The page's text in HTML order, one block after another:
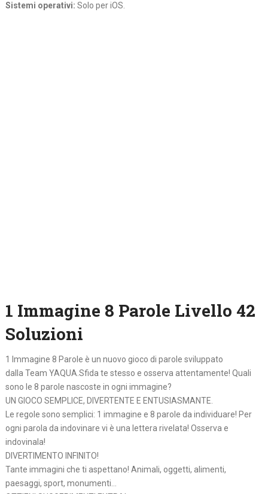
Sistemi operativi: Solo per iOS.
1 Immagine 8 Parole Livello 42
Soluzioni
1 Immagine 8 Parole è un nuovo gioco di parole sviluppato
dalla Team YAQUA.Sfida te stesso e osserva attentamente! Quali
sono le 8 parole nascoste in ogni immagine?
UN GIOCO SEMPLICE, DIVERTENTE E ENTUSIASMANTE.
Le regole sono semplici: 1 immagine e 8 parole da individuare! Per
ogni parola da indovinare vi è una lettera rivelata! Osserva e
indovinala!
DIVERTIMENTO INFINITO!
Tante immagini che ti aspettano! Animali, oggetti, alimenti,
paesaggi, sport, monumenti…